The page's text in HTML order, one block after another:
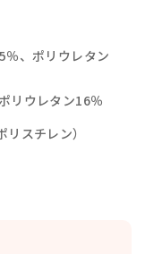
％、ポリウレタン
リウレタン16％
スチレン）